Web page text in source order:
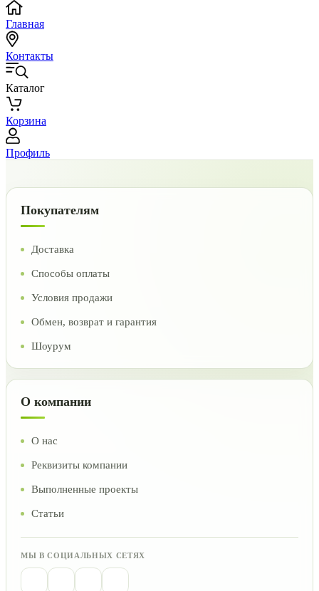
Главная
Контакты
Каталог
Корзина
Профиль
Покупателям
Доставка
Способы оплаты
Условия продажи
Обмен, возврат и гарантия
Шоурум
О компании
О нас
Реквизиты компании
Выполненные проекты
Статьи
МЫ В СОЦИАЛЬНЫХ СЕТЯХ